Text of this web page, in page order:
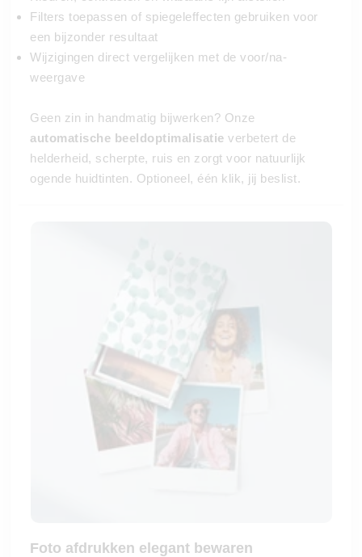
Filters toepassen of spiegeleffecten gebruiken voor
een bijzonder resultaat
Wijzigingen direct vergelijken met de voor/na-
weergave
Geen zin in handmatig bijwerken? Onze
automatische beeldoptimalisatie verbetert de
helderheid, scherpte, ruis en zorgt voor natuurlijk
ogende huidtinten. Optioneel, één klik, jij beslist.
Foto afdrukken elegant bewaren